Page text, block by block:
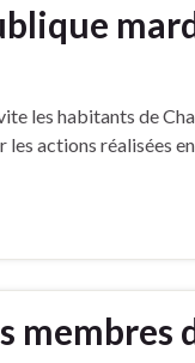
les habitants de
actions réalisées